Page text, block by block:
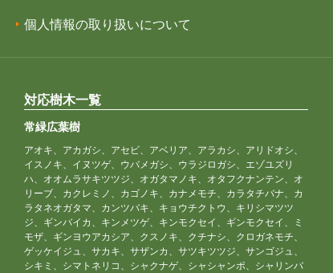
個人情報の取り扱いについて
対応樹木一覧
常緑広葉樹
アオキ、アカガシ、アセビ、アベリア、アラカシ、アリドオシ、
イスノキ、イヌツゲ、ウバメガシ、ウラジロガシ、エゾユズリ
ハ、オオムラサキツツジ、オガタマノキ、オタフクナンテン、オ
リーブ、カクレミノ、カゴノキ、カナメモチ、カラタチバナ、カ
ラタネオガタマ、カンツバキ、キョウチクトウ、キリシマツツ
ジ、ギンバイカ、キンメツゲ、キンモクセイ、ギンモクセイ、ミ
モザ、ギンヨウアカシア、クスノキ、クチナシ、クロガネモチ、
ゲッケイジュ、サカキ、サザンカ、サツキツツジ、サンゴジュ、
シキミ、シマトネリコ、シャクナゲ、シャシャンポ、シャリンバ